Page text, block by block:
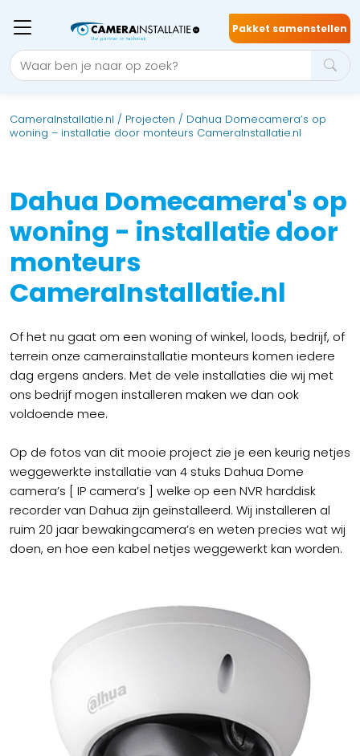
Pakket samenstellen
CameraInstallatie.nl / Projecten / Dahua Domecamera’s op
woning – installatie door monteurs CameraInstallatie.nl
Dahua Domecamera's op
woning - installatie door
monteurs
CameraInstallatie.nl
Of het nu gaat om een woning of winkel, loods, bedrijf, of
terrein onze camerainstallatie monteurs komen iedere
dag ergens anders. Met de vele installaties die wij met
ons bedrijf mogen installeren maken we dan ook
voldoende mee.
Op de fotos van dit mooie project zie je een keurig netjes
weggewerkte installatie van 4 stuks Dahua Dome
camera’s [ IP camera’s ] welke op een NVR harddisk
recorder van Dahua zijn geïnstalleerd. Wij installeren al
ruim 20 jaar bewakingcamera’s en weten precies wat wij
doen, en hoe een kabel netjes weggewerkt kan worden.